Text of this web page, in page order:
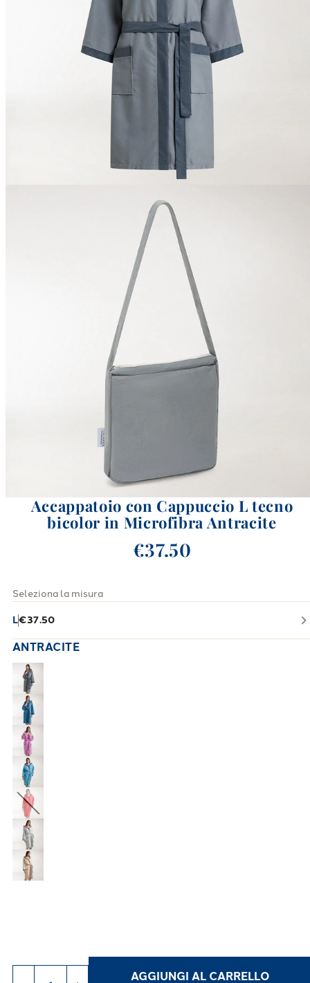
Accappatoio con Cappuccio L tecno
bicolor in Microfibra Antracite
€37.50
Seleziona la misura
L€37.50
ANTRACITE
AGGIUNGI AL CARRELLO